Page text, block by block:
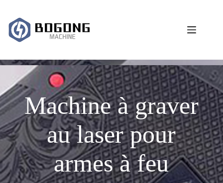
contenu
Machine à graver
au laser pour
armes à feu